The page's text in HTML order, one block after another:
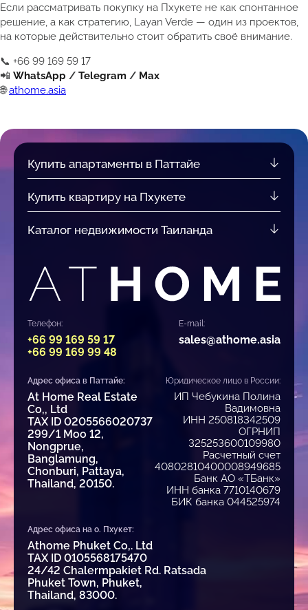
Если рассматривать покупку на Пхукете не как спонтанное
решение, а как стратегию, Layan Verde — один из проектов,
на которые действительно стоит обратить своё внимание.
📞 +66 99 169 59 17
📲 WhatsApp / Telegram / Max
🌐 athome.asia
Купить апартаменты в Паттайе
Купить квартиру на Пхукете
Каталог недвижимости Таиланда
Телефон:
+66 99 169 59 17
+66 99 169 99 48
E-mail:
sales@athome.asia
Адрес офиса в Паттайе:
At Home Real Estate
Co,, Ltd
TAX ID 0205566020737
299/1 Moo 12,
Nongprue,
Banglamung,
Chonburi, Pattaya,
Thailand, 20150.
Юридическое лицо в России:
ИП Чебукина Полина
Вадимовна
ИНН 250818342509
ОГРНИП
325253600109980
Расчетный счет
40802810400008949685
Банк АО «ТБанк»
ИНН банка 7710140679
БИК банка 044525974
Адрес офиса на о. Пхукет:
Athome Phuket Co,. Ltd
TAX ID 0105568175470
24/42 Chalermpakiet Rd. Ratsada
Phuket Town, Phuket,
Thailand, 83000.